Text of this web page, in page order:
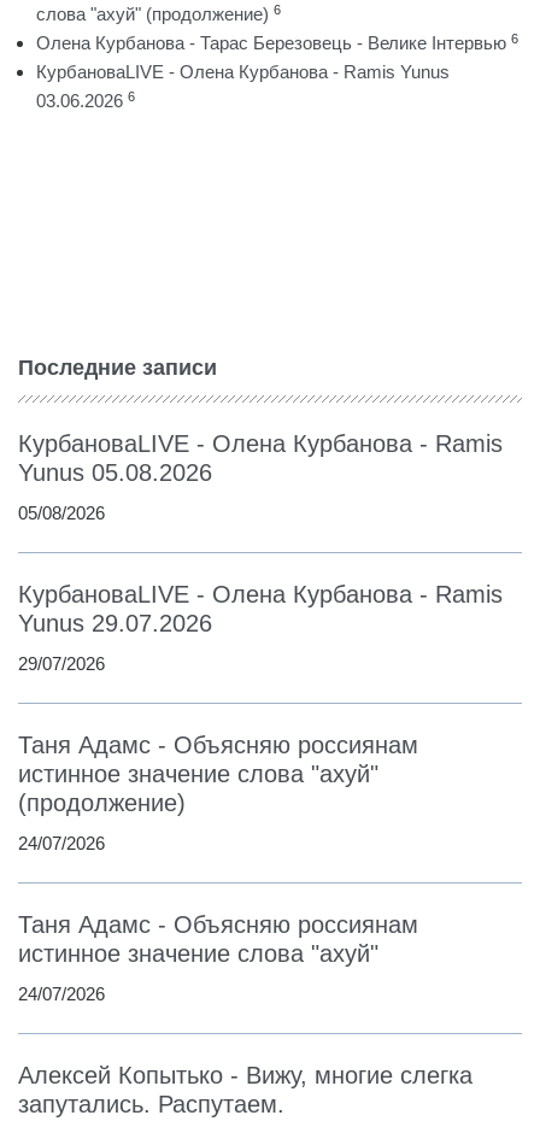
слова "ахуй" (продолжение) 6
Олена Курбанова - Тарас Березовець - Велике Інтервью 6
КурбановаLIVE - Олена Курбанова - Ramis Yunus
03.06.2026 6
Последние записи
КурбановаLIVE - Олена Курбанова - Ramis
Yunus 05.08.2026
05/08/2026
КурбановаLIVE - Олена Курбанова - Ramis
Yunus 29.07.2026
29/07/2026
Таня Адамс - Объясняю россиянам
истинное значение слова "ахуй"
(продолжение)
24/07/2026
Таня Адамс - Объясняю россиянам
истинное значение слова "ахуй"
24/07/2026
Алексей Копытько - Вижу, многие слегка
запутались. Распутаем.